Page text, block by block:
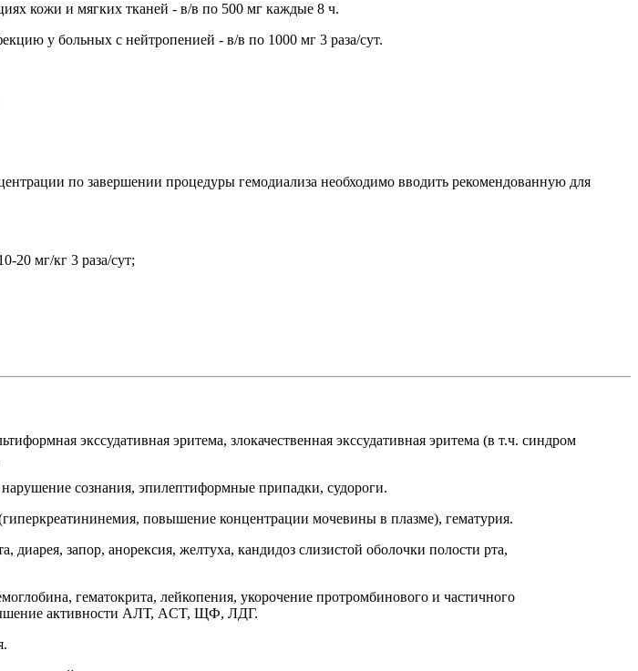
кожи и мягких тканей - в/в по 500 мг каждые 8 ч.
у больных с нейтропенией - в/в по 1000 мг 3 раза/сут.
по завершении процедуры гемодиализа необходимо вводить рекомендованную для
20 мг/кг 3 раза/сут;
экссудативная эритема, злокачественная экссудативная эритема (в т.ч. синдром
сознания, эпилептиформные припадки, судороги.
повышение концентрации мочевины в плазме), гематурия.
запор, анорексия, желтуха, кандидоз слизистой оболочки полости рта,
гематокрита, лейкопения, укорочение протромбинового и частичного
активности АЛТ, ACT, ЩФ, ЛДГ.